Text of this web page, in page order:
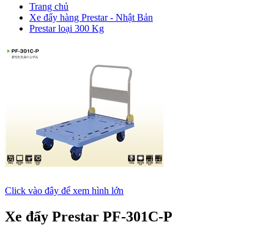
Trang chủ
Xe đẩy hàng Prestar - Nhật Bản
Prestar loại 300 Kg
Click vào đây để xem hình lớn
Xe đẩy Prestar PF-301C-P